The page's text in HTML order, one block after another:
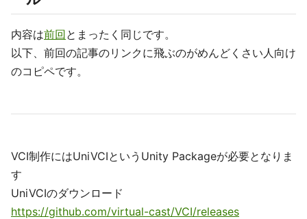
内容は前回とまったく同じです。
以下、前回の記事のリンクに飛ぶのがめんどくさい人向け
のコピペです。
VCI制作にはUniVCIというUnity Packageが必要となりま
す
UniVCIのダウンロード
https://github.com/virtual-cast/VCI/releases